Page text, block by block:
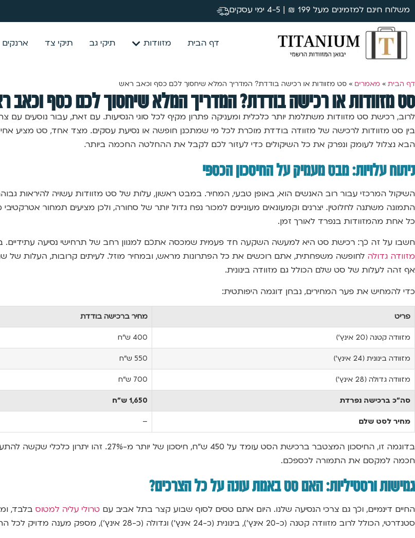
משלוח חינם למזמינים מעל 199 ₪ | 4-5 ימי עסקים
דף הבית מזוודות תיקי גב תיקי צד ארנקים
דף הבית » מאמרים » סט מזוודות או רכישה בודדת? המדריך המלא שיחסוך לכם כסף וכאב ראש
סט מזוודות או רכישה בודדת? המדריך המלא שיחסוך לכם כסף וכאב
לרוב, רכישת סט מזוודות משתלמת יותר כלכלית ומעניקה פתרון מקיף לכל סוגי הנסיעות. עם זאת, עבור נוסעים עם
בין סט מזוודות לרכישה של מזוודה בודדת מוכרת לכל מי שמתכנן חופשה או נסיעת עסקים. מצד אחד, סט מציע
הבא נצלול לעומק ונפרק את כל השיקולים כדי לעזור לכם לקבל את ההחלטה החכמה ביותר.
ניתוח עלויות: מבט מעמיק על החיסכון הכספי
השיקול המרכזי עבור רוב האנשים הוא, באופן טבעי, המחיר. במבט ראשון, עלות של סט מזוודות עשויה להיראות
התמונה משתנה לחלוטין. יצרנים וקמעונאים מעוניינים למכור נפח גדול יותר של סחורה, ולכן מציעים תמחור
כל אחת מהמזוודות בנפרד לאורך זמן.
חשבו על זה כך: רכישת סט היא למעשה השקעה חד פעמית שמכסה אתכם למגוון רחב של תרחישי נסיעה עתידיים.
מזוודה גדולה לחופשה משפחתית, אתם רוכשים את כל הפתרונות מראש, ובמחיר מוזל. לעיתים קרובות, העלות של
אף זהה לעלות של סט שלם הכולל גם מזוודה בינונית.
כדי להמחיש את פער המחירים, נבחן דוגמה היפותטית:
פריט מחיר ברכישה בודדת
מזוודה קטנה (20 אינץ’) 400 ש”ח
מזוודה בינונית (24 אינץ’) 550 ש”ח
מזוודה גדולה (28 אינץ’) 700 ש”ח
סה”כ ברכישה נפרדת 1,650 ש”ח
מחיר לסט שלם –
בדוגמה זו, החיסכון המצטבר ברכישת הסט עומד על 450 ש”ח, חיסכון של יותר מ-27%. זהו יתרון כלכלי שקשה להתעלם ממנו, במיוחד כאשר מחפשים
חכמה למקסם את התמורה לכספכם.
גמישות ורסטיליות: האם סט באמת עונה על כל הצרכים?
החיים דינמיים, וכך גם צרכי הנסיעה שלנו. היום אתם טסים לסוף שבוע קצר בתל אביב עם טרולי עליה למטוס בלבד,
סטנדרטי, הכולל לרוב מזוודה קטנה (כ-20 אינץ’), בינונית (כ-24 אינץ’) וגדולה (כ-28 אינץ’), מספק מענה מדויק לכל התרחישים הללו.